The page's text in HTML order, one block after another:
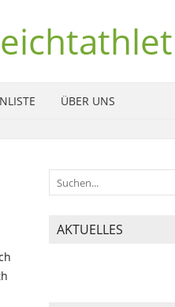
ÜBER UNS
AKTUELLES